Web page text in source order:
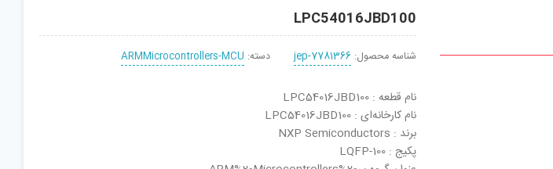
LPC54016JBD100
شناسه محصول: jep-7781366 دسته: ARMMicrocontrollers-MCU
نام قطعه : LPC54016JBD100
نام کارخانه‌ای : LPC54016JBD100
برند : NXP Semiconductors
پکیج : LQFP-100